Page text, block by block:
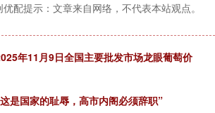
优配提示：文章来自网络，不代表本站观点。
年11月9日全国主要批发市场龙眼葡萄价
是国家的耻辱，高市内阁必须辞职”